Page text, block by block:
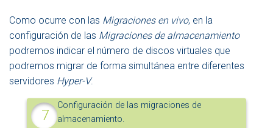
Como ocurre con las Migraciones en vivo, en la
configuración de las Migraciones de almacenamiento
podremos indicar el número de discos virtuales que
podremos migrar de forma simultánea entre diferentes
servidores Hyper-V.
Configuración de las migraciones de
almacenamiento.